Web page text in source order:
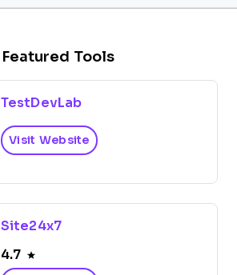
Featured Tools
TestDevLab
Visit Website
Site24x7
4.7